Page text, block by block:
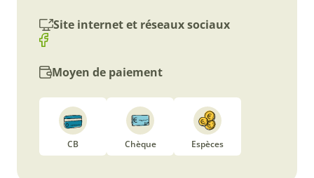
Site internet et réseaux sociaux
Moyen de paiement
CB Chèque Espèces